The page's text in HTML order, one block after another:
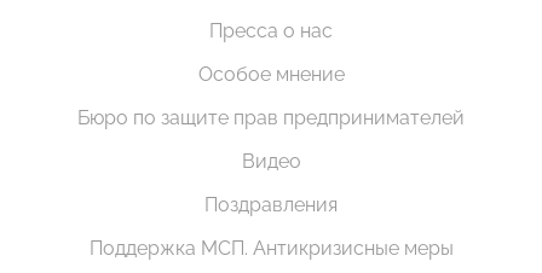
Пресса о нас
Особое мнение
Бюро по защите прав предпринимателей
Видео
Поздравления
Поддержка МСП. Антикризисные меры